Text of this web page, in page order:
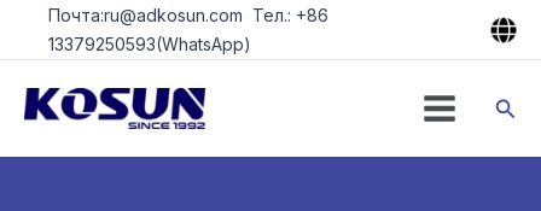
ПерейтиПочта:ru@adkosun.com Тел.: +86
13379250593(WhatsApp)